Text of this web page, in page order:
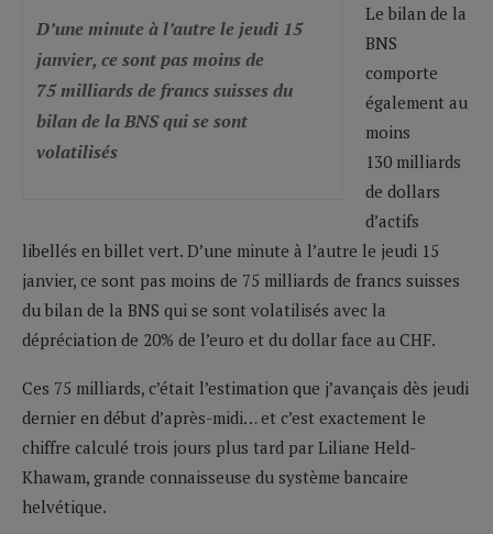
D’une minute à l’autre le jeudi 15
janvier, ce sont pas moins de
75 milliards de francs suisses du
bilan de la BNS qui se sont
volatilisés
Le bilan de la
BNS
comporte
également au
moins
130 milliards
de dollars
d’actifs
libellés en billet vert. D’une minute à l’autre le jeudi 15
janvier, ce sont pas moins de 75 milliards de francs suisses
du bilan de la BNS qui se sont volatilisés avec la
dépréciation de 20% de l’euro et du dollar face au CHF.
Ces 75 milliards, c’était l’estimation que j’avançais dès jeudi
dernier en début d’après-midi… et c’est exactement le
chiffre calculé trois jours plus tard par Liliane Held-
Khawam, grande connaisseuse du système bancaire
helvétique.